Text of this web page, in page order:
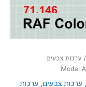
/ ערכות צבעים
, ערכות צבעים, ערכות